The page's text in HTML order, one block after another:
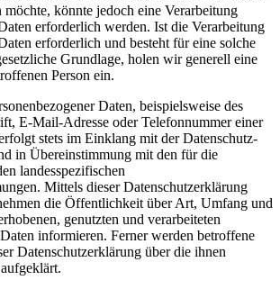
könnte jedoch eine Verarbeitung
erforderlich werden. Ist die Verarbeitung
erforderlich und besteht für eine solche
Grundlage, holen wir generell eine
Person ein.
Daten, beispielsweise des
E-Mail-Adresse oder Telefonnummer einer
stets im Einklang mit der Datenschutz-
in Übereinstimmung mit den für die
landesspezifischen
Mittels dieser Datenschutzerklärung
die Öffentlichkeit über Art, Umfang und
genutzten und verarbeiteten
informieren. Ferner werden betroffene
Datenschutzerklärung über die ihnen